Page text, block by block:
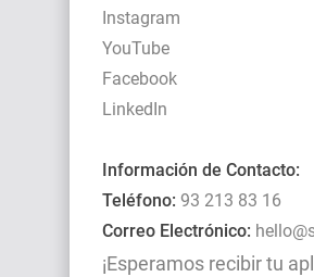
Instagram
YouTube
Facebook
LinkedIn
Información de Contacto:
Teléfono: 93 213 83 16
Correo Electrónico:
¡Esperamos recibir tu